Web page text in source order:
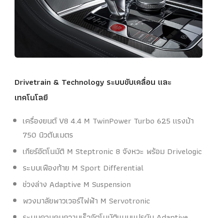
Drivetrain & Technology ระบบขับเคลื่อน และ
เทคโนโลยี
เครื่องยนต์ V8 4.4 M TwinPower Turbo 625 แรงม้า
750 นิวตันเมตร
เกียร์อัตโนมัติ M Steptronic 8 จังหวะ พร้อม Drivelogic
ระบบเฟืองท้าย M Sport Differential
ช่วงล่าง Adaptive M Suspension
พวงมาลัยพาวเวอร์ไฟฟ้า M Servotronic